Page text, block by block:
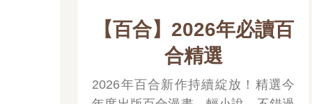
【百合】2026年必讀百
合精選
2026年百合新作持續綻放！精選今